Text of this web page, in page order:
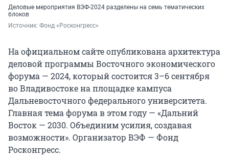
Деловые мероприятия ВЭФ-2024 разделены на семь тематических
блоков
Источник: Фонд «Росконгресс»
На официальном сайте опубликована архитектура
деловой программы Восточного экономического
форума — 2024, который состоится 3–6 сентября
во Владивостоке на площадке кампуса
Дальневосточного федерального университета.
Главная тема форума в этом году — «Дальний
Восток — 2030. Объединим усилия, создавая
возможности». Организатор ВЭФ — Фонд
Росконгресс.